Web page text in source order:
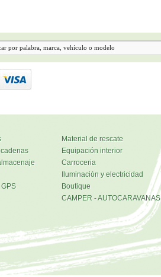
Material de rescate
Equipación interior
Carroceria
Iluminación y electricidad
Boutique
CAMPER - AUTOCARAVANAS